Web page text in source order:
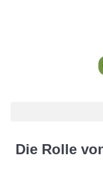
Die Rolle